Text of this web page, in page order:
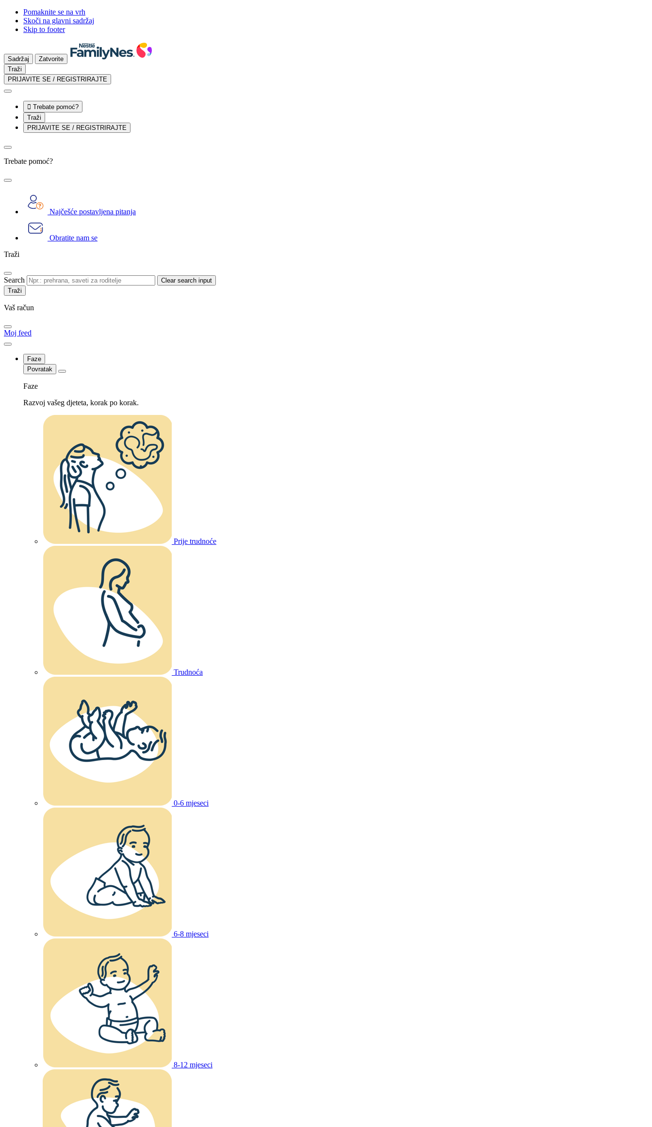
Pomaknite se na vrh
Skoči na glavni sadržaj
Skip to footer
Sadržaj
Zatvorite
Traži
PRIJAVITE SE / REGISTRIRAJTE
 Trebate pomoć?
Traži
PRIJAVITE SE / REGISTRIRAJTE
Trebate pomoć?
Najčešće postavljena pitanja
Obratite nam se
Traži
Search Clear search input
Vaš račun
Moj feed
Faze
Povratak
Faze
Razvoj vašeg djeteta, korak po korak.
Prije trudnoće
Trudnoća
0-6 mjeseci
6-8 mjeseci
8-12 mjeseci